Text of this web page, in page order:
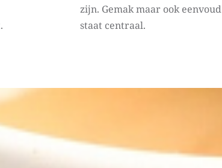
zijn. Gemak maar ook eenvoud
staat centraal.